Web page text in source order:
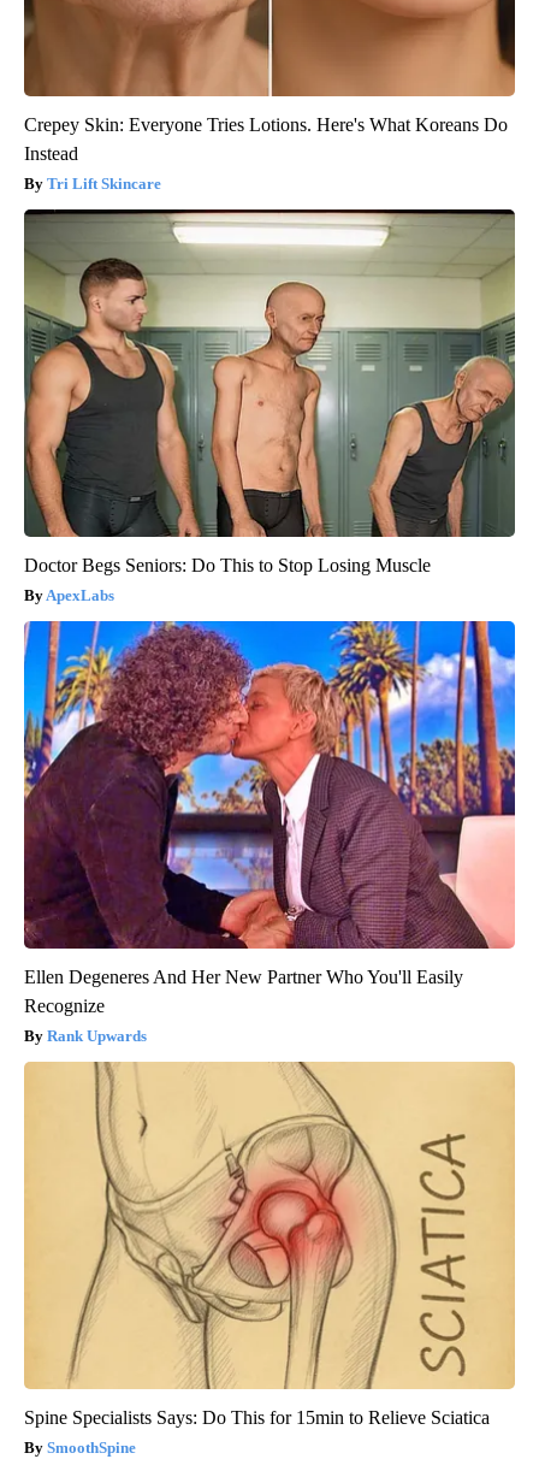
Crepey Skin: Everyone Tries Lotions. Here's What Koreans Do
Instead
Tri Lift Skincare
Doctor Begs Seniors: Do This to Stop Losing Muscle
ApexLabs
Ellen Degeneres And Her New Partner Who You'll Easily
Recognize
Rank Upwards
Spine Specialists Says: Do This for 15min to Relieve Sciatica
SmoothSpine